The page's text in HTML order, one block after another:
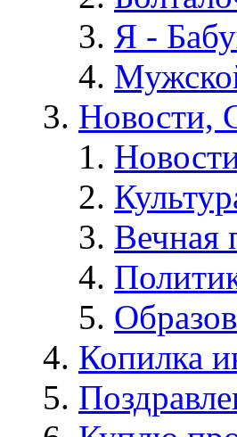
Я -
Новости,
Вечная
Копилка